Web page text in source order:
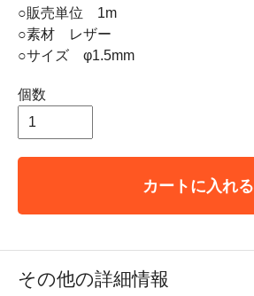
○販売単位 1m
○素材 レザー
○サイズ φ1.5mm
個数
カートに入れる
その他の詳細情報